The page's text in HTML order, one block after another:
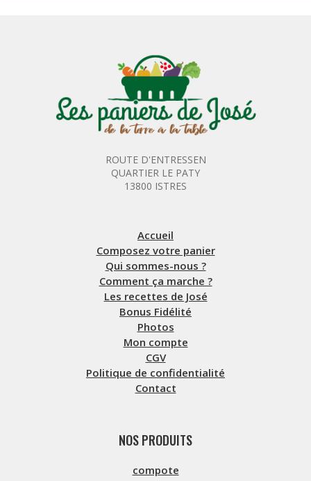
ROUTE D'ENTRESSEN
QUARTIER LE PATY
13800 ISTRES
Accueil
Composez votre panier
Qui sommes-nous ?
Comment ça marche ?
Les recettes de José
Bonus Fidélité
Photos
Mon compte
CGV
Politique de confidentialité
Contact
NOS PRODUITS
compote